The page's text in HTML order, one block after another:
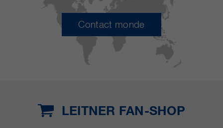
Contact monde
LEITNER FAN-SHOP